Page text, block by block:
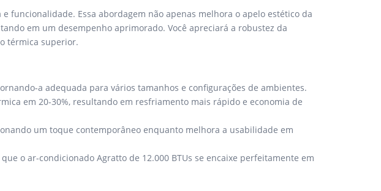
funcionalidade. Essa abordagem não apenas melhora o apelo estético da
em um desempenho aprimorado. Você apreciará a robustez da
térmica superior.
a adequada para vários tamanhos e configurações de ambientes.
em 20-30%, resultando em resfriamento mais rápido e economia de
um toque contemporâneo enquanto melhora a usabilidade em
o ar-condicionado Agratto de 12.000 BTUs se encaixe perfeitamente em